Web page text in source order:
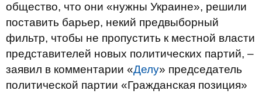
общество, что они «нужны Украине», решили
поставить барьер, некий предвыборный
фильтр, чтобы не пропустить к местной власти
представителей новых политических партий, –
заявил в комментарии «Делу» председатель
политической партии «Гражданская позиция»